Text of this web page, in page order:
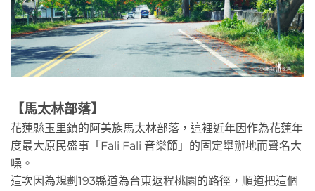
【馬太林部落】
花蓮縣玉里鎮的阿美族馬太林部落，這裡近年因作為花蓮年
度最大原民盛事「Fali Fali 音樂節」的固定舉辦地而聲名大
噪。
這次因為規劃193縣道為台東返程桃園的路徑，順道把這個